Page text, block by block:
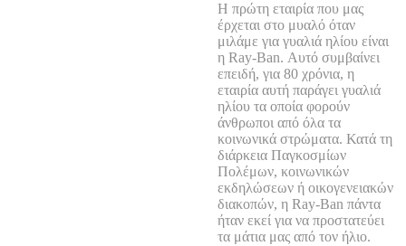
Η πρώτη εταιρία που μας
έρχεται στο μυαλό όταν
μιλάμε για γυαλιά ηλίου είναι
η Ray-Ban. Αυτό συμβαίνει
επειδή, για 80 χρόνια, η
εταιρία αυτή παράγει γυαλιά
ηλίου τα οποία φορούν
άνθρωποι από όλα τα
κοινωνικά στρώματα. Κατά τη
διάρκεια Παγκοσμίων
Πολέμων, κοινωνικών
εκδηλώσεων ή οικογενειακών
διακοπών, η Ray-Ban πάντα
ήταν εκεί για να προστατεύει
τα μάτια μας από τον ήλιο.